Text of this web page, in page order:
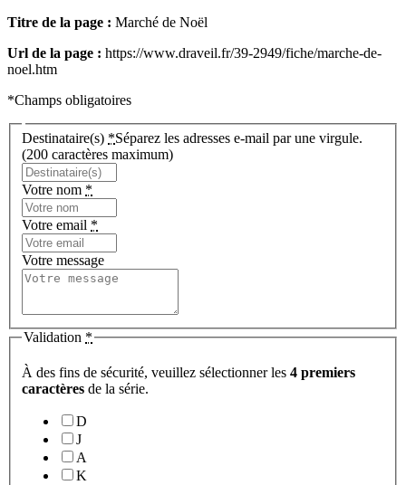
Titre de la page : Marché de Noël
Url de la page : https://www.draveil.fr/39-2949/fiche/marche-de-
noel.htm
*Champs obligatoires
Destinataire(s) *Séparez les adresses e-mail par une virgule.
(200 caractères maximum)
Votre nom *
Votre email *
Votre message
Validation *
À des fins de sécurité, veuillez sélectionner les 4 premiers
caractères de la série.
D
J
A
K